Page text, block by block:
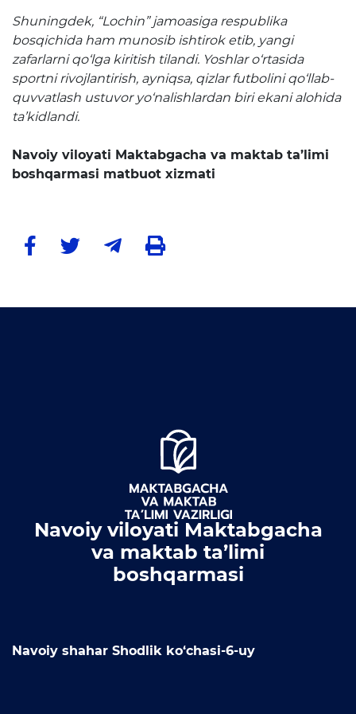
Ochiq byudjet
OCHIQ MA'LUMOTLAR (PF-
6247)
Ochiq ma'lumotlar to'plami
Hujjatlar
Shuningdek, “Lochin” jamoasiga respublika
bosqichida ham munosib ishtirok etib, yangi
zafarlarni qo‘lga kiritish tilandi. Yoshlar o‘rtasida
sportni rivojlantirish, ayniqsa, qizlar futbolini qo‘llab-
quvvatlash ustuvor yo‘nalishlardan biri ekani alohida
ta’kidlandi.
Navoiy viloyati Maktabgacha va maktab ta’limi
boshqarmasi matbuot xizmati
Navoiy viloyati Maktabgacha
va maktab ta’limi
boshqarmasi
Navoiy shahar Shodlik ko‘chasi-6-uy